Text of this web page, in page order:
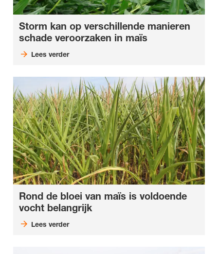
Storm kan op verschillende manieren
schade veroorzaken in maïs
Lees verder
Rond de bloei van maïs is voldoende
vocht belangrijk
Lees verder